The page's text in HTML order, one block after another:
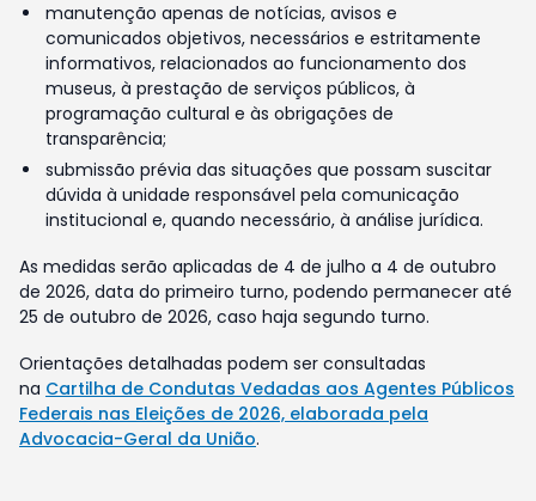
manutenção apenas de notícias, avisos e
comunicados objetivos, necessários e estritamente
informativos, relacionados ao funcionamento dos
museus, à prestação de serviços públicos, à
programação cultural e às obrigações de
transparência;
submissão prévia das situações que possam suscitar
dúvida à unidade responsável pela comunicação
institucional e, quando necessário, à análise jurídica.
As medidas serão aplicadas de 4 de julho a 4 de outubro
de 2026, data do primeiro turno, podendo permanecer até
25 de outubro de 2026, caso haja segundo turno.
Orientações detalhadas podem ser consultadas
na Cartilha de Condutas Vedadas aos Agentes Públicos
Federais nas Eleições de 2026, elaborada pela
Advocacia-Geral da União.